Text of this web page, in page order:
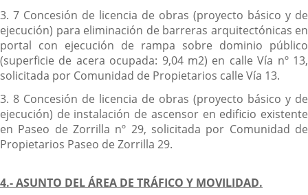
3. 7 Concesión de licencia de obras (proyecto básico y de
ejecución) para eliminación de barreras arquitectónicas en
portal con ejecución de rampa sobre dominio público
(superficie de acera ocupada: 9,04 m2) en calle Vía nº 13,
solicitada por Comunidad de Propietarios calle Vía 13.
3. 8 Concesión de licencia de obras (proyecto básico y de
ejecución) de instalación de ascensor en edificio existente
en Paseo de Zorrilla nº 29, solicitada por Comunidad de
Propietarios Paseo de Zorrilla 29.
4.- ASUNTO DEL ÁREA DE TRÁFICO Y MOVILIDAD.